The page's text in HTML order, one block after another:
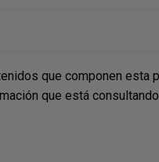
que componen esta
que está